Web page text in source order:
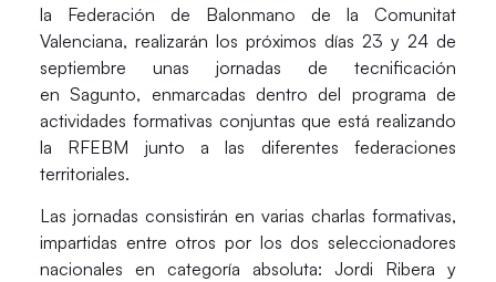
la Federación de Balonmano de la Comunitat
Valenciana, realizarán los próximos días 23 y 24 de
septiembre unas jornadas de tecnificación
enSagunto, enmarcadas dentro del programa de
actividades formativas conjuntas que está realizando
la RFEBM junto a las diferentes federaciones
territoriales.
Las jornadas consistirán en varias charlas formativas,
impartidas entre otros por los dos seleccionadores
nacionales en categoría absoluta:Jordi Ribera y